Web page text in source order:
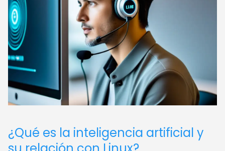
¿Qué es la inteligencia artificial y